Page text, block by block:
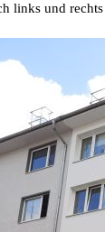
links und